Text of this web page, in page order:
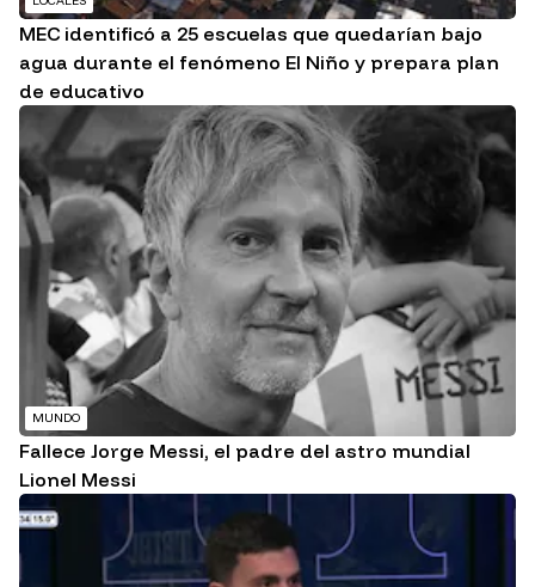
MEC identificó a 25 escuelas que quedarían bajo
agua durante el fenómeno El Niño y prepara plan
de educativo
MUNDO
Fallece Jorge Messi, el padre del astro mundial
Lionel Messi